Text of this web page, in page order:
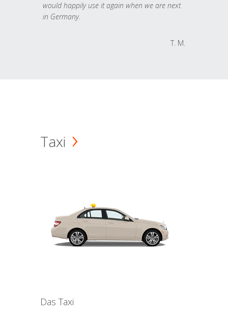
would happily use it again when we are next
in Germany.
T. M.
Taxi
Das Taxi